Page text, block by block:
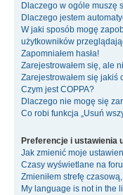
Dlaczego w ogóle muszę
Dlaczego jestem
W jaki sposób mogę
użytkowników
Zapomniałem hasła!
Zarejestrowałem się, ale
Zarejestrowałem się jakiś
Czym jest COPPA?
Dlaczego nie mogę się
Co robi funkcja „Usuń
Preferencje i ustawienia
Jak zmienić moje
Czasy wyświetlane na
Zmieniłem strefę
My language is not in the